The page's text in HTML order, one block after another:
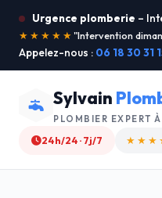
Urgence plomberie –
★★★★★"Je recommande !"
Appelez-nous : 06 18 30 31
Sylvain
PLOMBIER EXPERT À
24h/24 · 7j/7